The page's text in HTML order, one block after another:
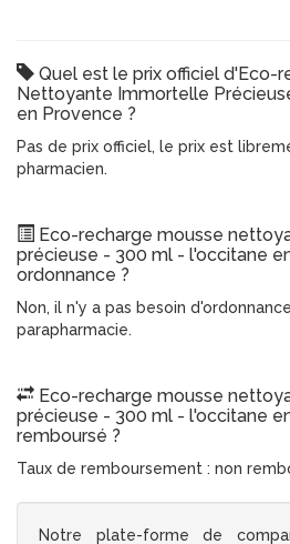
Quel est le prix officiel d'Eco-
Nettoyante Immortelle
en Provence ?
Pas de prix officiel, le prix est
pharmacien.
Eco-recharge mousse
précieuse - 300 ml - l'occitane
ordonnance ?
Non, il n'y a pas besoin
parapharmacie.
Eco-recharge mousse
précieuse - 300 ml - l'occitane
remboursé ?
Taux de remboursement : non
Notre plate-forme de